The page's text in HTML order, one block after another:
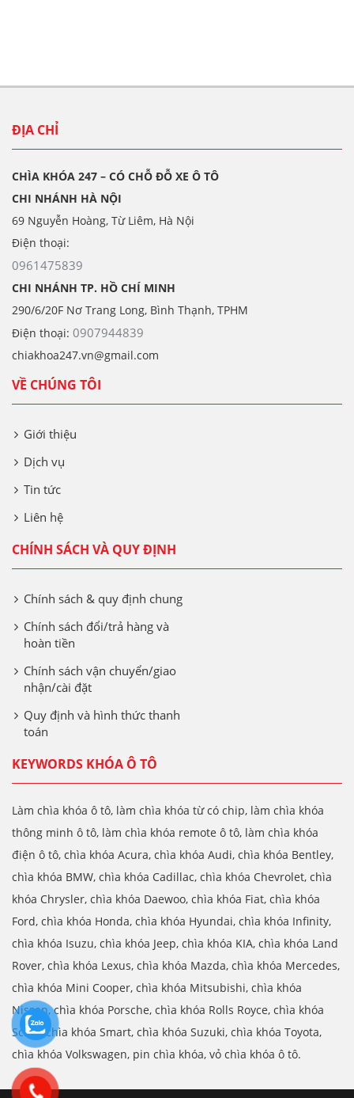
ĐỊA CHỈ
CHÌA KHÓA 247 – CÓ CHỖ ĐỖ XE Ô TÔ
CHI NHÁNH HÀ NỘI
69 Nguyễn Hoàng, Từ Liêm, Hà Nội
Điện thoại:
0961475839
CHI NHÁNH TP. HỒ CHÍ MINH
290/6/20F Nơ Trang Long, Bình Thạnh, TPHM
Điện thoại: 0907944839
chiakhoa247.vn@gmail.com
VỀ CHÚNG TÔI
Giới thiệu
Dịch vụ
Tin tức
Liên hệ
CHÍNH SÁCH VÀ QUY ĐỊNH
Chính sách & quy định chung
Chính sách đổi/trả hàng và
hoàn tiền
Chính sách vận chuyển/giao
nhận/cài đặt
Quy định và hình thức thanh
toán
KEYWORDS KHÓA Ô TÔ
Làm chìa khóa ô tô, làm chìa khóa từ có chip, làm chìa khóa
thông minh ô tô, làm chìa khóa remote ô tô, làm chìa khóa
điện ô tô, chìa khóa Acura, chìa khóa Audi, chìa khóa Bentley,
chìa khóa BMW, chìa khóa Cadillac, chìa khóa Chevrolet, chìa
khóa Chrysler, chìa khóa Daewoo, chìa khóa Fiat, chìa khóa
Ford, chìa khóa Honda, chìa khóa Hyundai, chìa khóa Infinity,
chìa khóa Isuzu, chìa khóa Jeep, chìa khóa KIA, chìa khóa Land
Rover, chìa khóa Lexus, chìa khóa Mazda, chìa khóa Mercedes,
chìa khóa Mini Cooper, chìa khóa Mitsubishi, chìa khóa
Nissan, chìa khóa Porsche, chìa khóa Rolls Royce, chìa khóa
Scion, chìa khóa Smart, chìa khóa Suzuki, chìa khóa Toyota,
chìa khóa Volkswagen, pin chìa khóa, vỏ chìa khóa ô tô.